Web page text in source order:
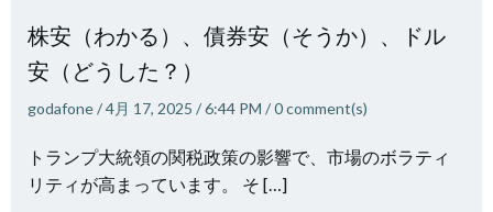
株安（わかる）、債券安（そうか）、ドル
安（どうした？）
godafone/4月 17, 2025 /6:44 PM /0comment(s)
トランプ大統領の関税政策の影響で、市場のボラティ
リティが高まっています。 そ […]